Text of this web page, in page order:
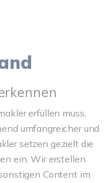
erfüllen muss,
umfangreicher und
setzen gezielt die
ein. Wir erstellen
Content im